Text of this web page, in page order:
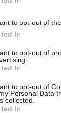
to opt-out of
In
to opt-out of
In
to opt-out of
Personal Data
collected.
In
idéal pour ce
gagné de